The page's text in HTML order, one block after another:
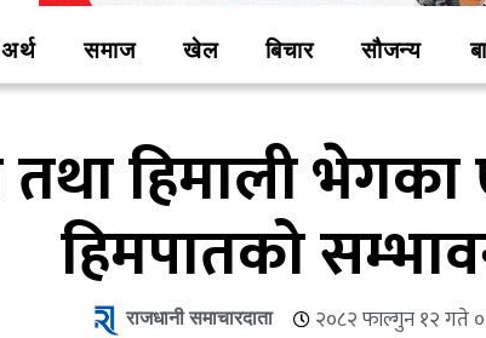
अर्थ समाज खेल बिचार सौजन्य
तथा हिमाली
हिमपातको
राजधानी समाचारदाता २०८२ फाल्गुन १२ गते